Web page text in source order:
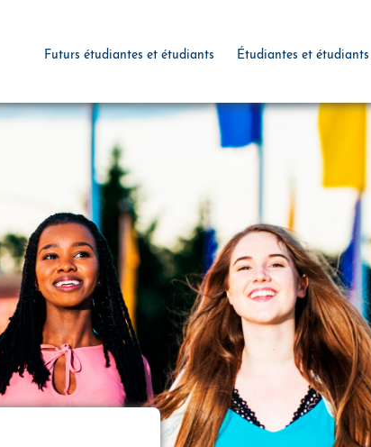
Futurs étudiantes et étudiants Étudiantes et étudiants